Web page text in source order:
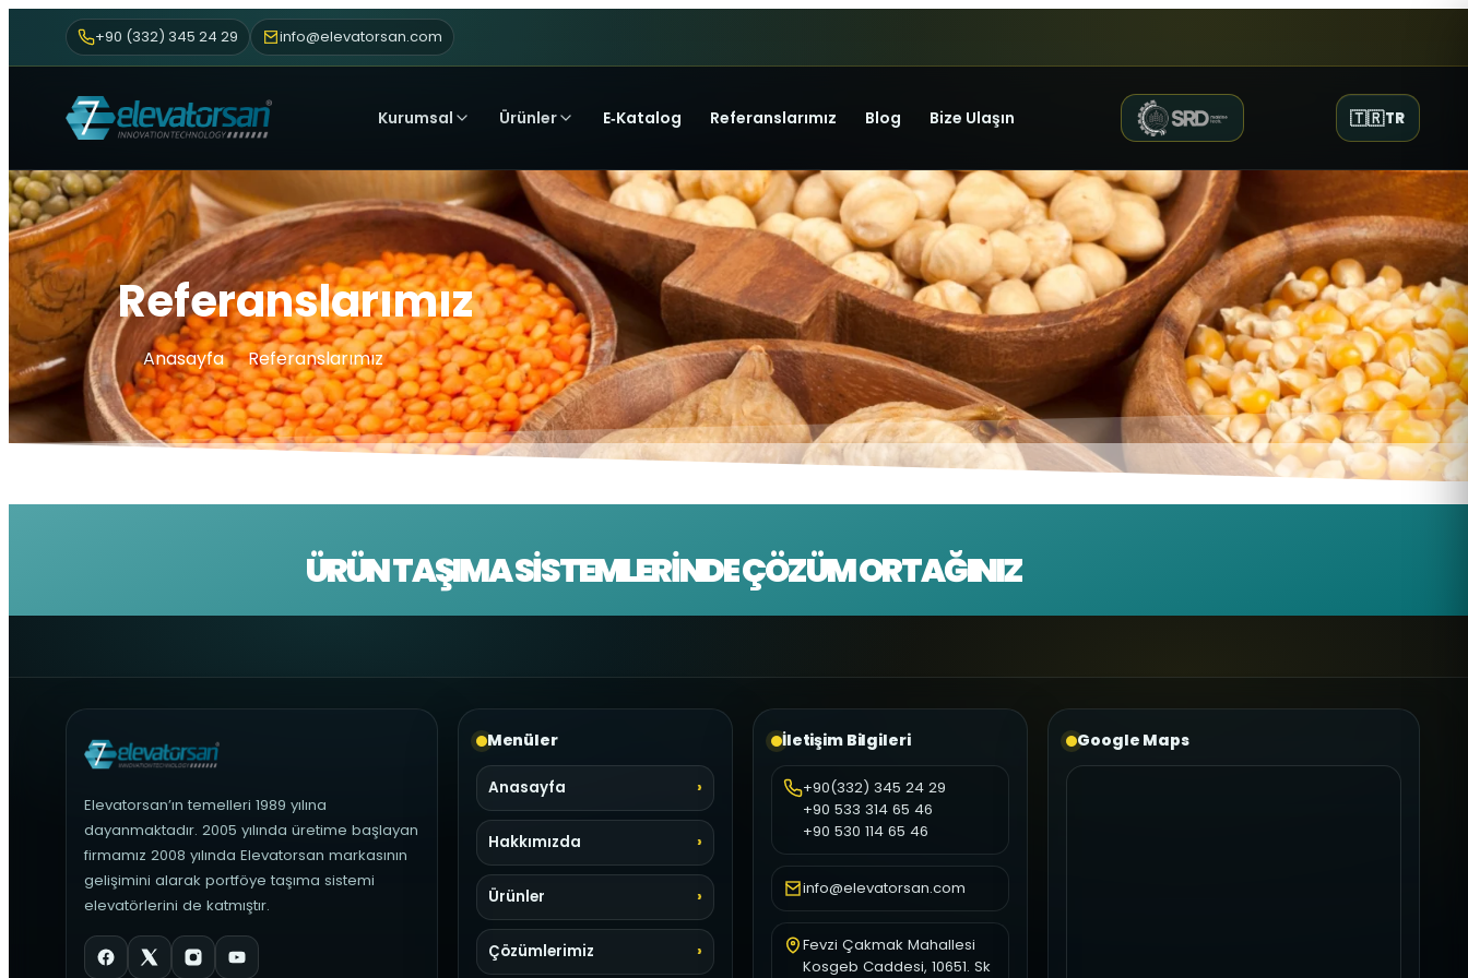
+90 (332) 345 24 29 info@elevatorsan.com
Kurumsal Ürünler E‑Katalog Referanslarımız Blog Bize Ulaşın 🇹🇷TR
Referanslarımız
Anasayfa Referanslarımız
ÜRÜN TAŞIMA SISTEMLERINDE ÇÖZÜM ORTAĞINIZ
Elevatorsan’ın temelleri 1989 yılına
dayanmaktadır. 2005 yılında üretime başlayan
firmamız 2008 yılında Elevatorsan markasının
gelişimini alarak portföye taşıma sistemi
elevatörlerini de katmıştır.
Menüler
Anasayfa
Hakkımızda
Ürünler
Çözümlerimiz
İletişim Bilgileri
+90(332) 345 24 29
+90 533 314 65 46
+90 530 114 65 46
info@elevatorsan.com
Fevzi Çakmak Mahallesi
Kosgeb Caddesi, 10651. Sk
Google Maps